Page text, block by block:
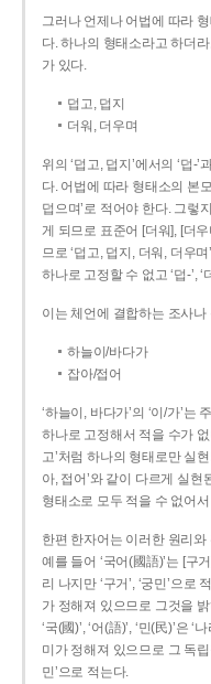
그러나 언제나 어법에 따라
다. 하나의 형태소라고 하더
가 있다.
덥고, 덥지
더워, 더우며
위의 ‘덥고, 덥지’에서의 ‘덥-­’
다. 어법에 따라 형태소의 본
덥으며’로 적어야 한다. 그렇
게 되므로 표준어 [더워], [더
므로 ‘덥고, 덥지, 더워, 더우
하나로 고정할 수 없고 ‘덥-’,
이는 체언에 결합하는 조사
하늘이/바다가
잡아/접어
‘하늘이, 바다가’의 ‘이/가’
하나로 고정해서 적을 수가 없
고’처럼 하나의 형태로만 실
아, 접어’와 같이 다르게 실현
형태소로 모두 적을 수 없어
한편 한자어는 이러한 원리
예를 들어 ‘국어(國語)’는 [구
리 나지만 ‘구거’, ‘궁민’으로
가 정해져 있으므로 그것을
‘국(國)’, ‘어(語)’, ‘민(民)’은 ‘
미가 정해져 있으므로 그 독
민’으로 적는다.